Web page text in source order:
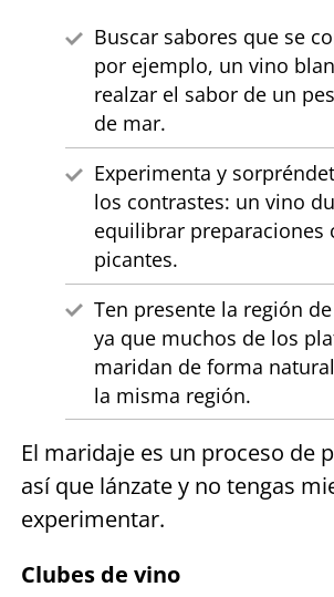
Buscar sabores que se
por ejemplo, un vino
realzar el sabor de un
de mar.
Experimenta y
los contrastes: un vino
equilibrar preparaciones
picantes.
Ten presente la región
ya que muchos de los
maridan de forma
la misma región.
El maridaje es un proceso de
así que lánzate y no tengas
experimentar.
Clubes de vino